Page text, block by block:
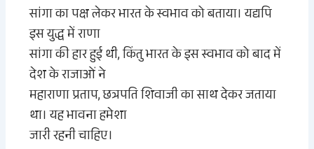
सांगा का पक्ष लेकर भारत के स्वभाव को बताया। यद्यपि
इस युद्ध में राणा
सांगा की हार हुई थी, किंतु भारत के इस स्वभाव को बाद में
देश के राजाओं ने
महाराणा प्रताप, छत्रपति शिवाजी का साथ देकर जताया
था। यह भावना हमेशा
जारी रहनी चाहिए।